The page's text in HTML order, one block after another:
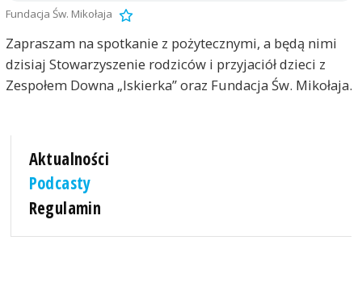
Fundacja Św. Mikołaja
Zapraszam na spotkanie z pożytecznymi, a będą nimi
dzisiaj Stowarzyszenie rodziców i przyjaciół dzieci z
Zespołem Downa „Iskierka” oraz Fundacja Św. Mikołaja.
Aktualności
Podcasty
Regulamin